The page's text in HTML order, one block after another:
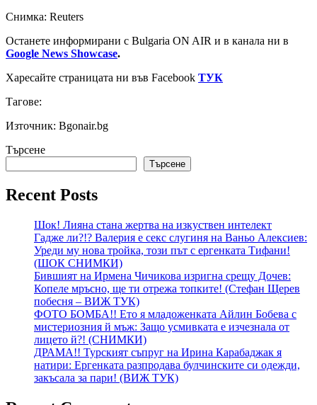
Снимка: Reuters
Останете информирани с Bulgaria ON AIR и в канала ни в
Google News Showcase.
Харесайте страницата ни във Facebook ТУК
Тагове:
Източник: Bgonair.bg
Търсене
Търсене
Recent Posts
Шок! Лияна стана жертва на изкуствен интелект
Гадже ли?!? Валерия е секс слугиня на Ваньо Алексиев:
Уреди му нова тройка, този път с ергенката Тифани!
(ШОК СНИМКИ)
Бившият на Ирмена Чичикова изригна срещу Дочев:
Копеле мръсно, ще ти отрежа топките! (Стефан Щерев
побесня – ВИЖ ТУК)
ФОТО БОМБА!! Ето я младоженката Айлин Бобева с
мистериозния й мъж: Защо усмивката е изчезнала от
лицето й?! (СНИМКИ)
ДРАМА!! Турският съпруг на Ирина Карабаджак я
натири: Ергенката разпродава булчинските си одежди,
закъсала за пари! (ВИЖ ТУК)